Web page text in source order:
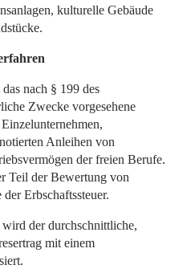
kulturelle Gebäude
nach § 199 des
Zwecke vorgesehene
Anleihen von
der freien Berufe.
Teil der Bewertung von
Erbschaftssteuer.
der durchschnittliche,
mit einem